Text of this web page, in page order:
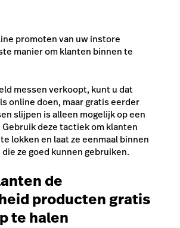
promoten van uw instore
manier om klanten binnen te
messen verkoopt, kunt u dat
online doen, maar gratis eerder
slijpen is alleen mogelijk op een
deze tactiek om klanten
lokken en laat ze eenmaal binnen
ze goed kunnen gebruiken.
de
producten gratis
te halen